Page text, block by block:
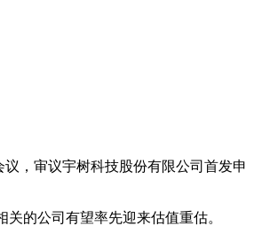
，审议宇树科技股份有限公司首发申
的公司有望率先迎来估值重估。